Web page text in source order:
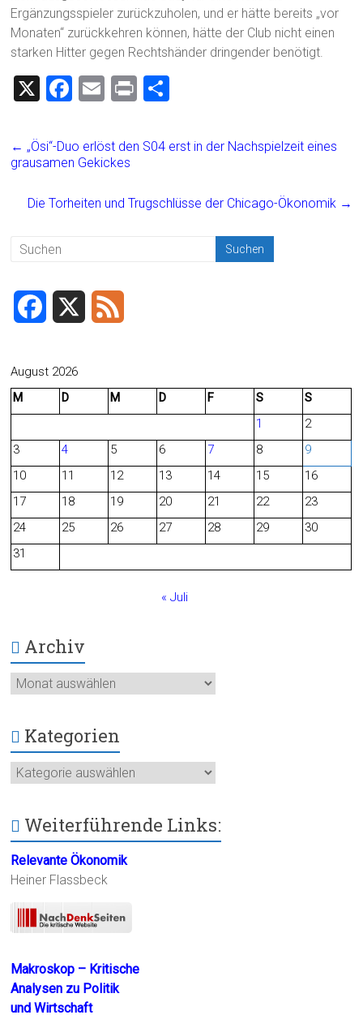
Ergänzungsspieler zurückzuholen, und er hätte bereits „vor
Monaten“ zurückkehren können, hätte der Club nicht einen
starken Hitter gegen Rechtshänder dringender benötigt.
X
F
ce
b
o
E
ai
l
Pr
t
e
← „Ösi“-Duo erlöst den S04 erst in der Nachspielzeit eines
grausamen Gekickes
Die Torheiten und Trugschlüsse der Chicago-Ökonomik →
c
b
o
August 2026
M
D M D F S
S
1
2
3
4 5 6 7 8
9
10
11 12 13 14 15
16
17
18 19 20 21 22
23
24
25 26 27 28 29
30
31
« Juli
Archiv
Archiv
Kategorien
Kategorien
Weiterführende Links:
Relevante Ökonomik
Heiner Flassbeck
Makroskop – Kritische
Analysen zu Politik
und Wirtschaft